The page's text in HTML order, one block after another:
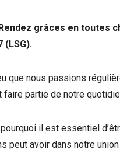
grâces en toutes
(LSG).
que nous passions
faire partie de notre
il est essentiel
peut avoir dans notre